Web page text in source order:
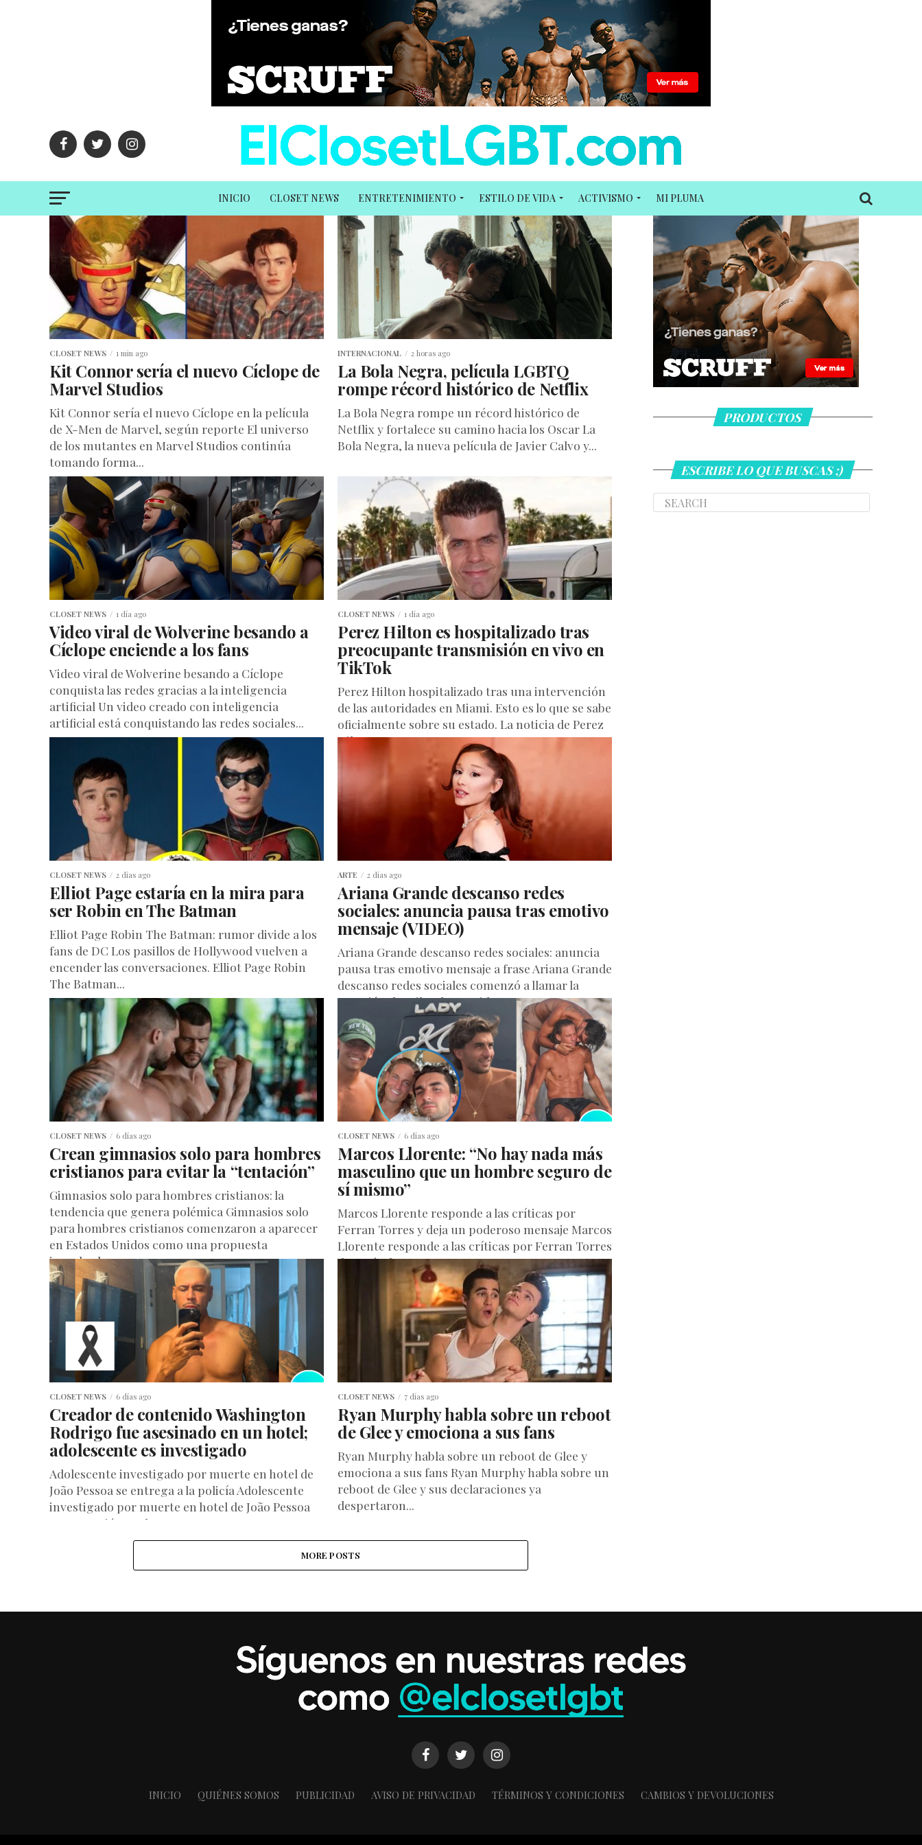
INICIO CLOSET NEWS ENTRETENIMIENTO ESTILO DE VIDA ACTIVISMO MI PLUMA
CLOSET NEWS 1 min ago
Kit Connor sería el nuevo Cíclope de
Marvel Studios
Kit Connor sería el nuevo Cíclope en la película
de X-Men de Marvel, según reporte El universo
de los mutantes en Marvel Studios continúa
tomando forma...
INTERNACIONAL 2 horas ago
La Bola Negra, película LGBTQ
rompe récord histórico de Netflix
La Bola Negra rompe un récord histórico de
Netflix y fortalece su camino hacia los Oscar La
Bola Negra, la nueva película de Javier Calvo y...
CLOSET NEWS 1 día ago
Video viral de Wolverine besando a
Cíclope enciende a los fans
Video viral de Wolverine besando a Cíclope
conquista las redes gracias a la inteligencia
artificial Un video creado con inteligencia
artificial está conquistando las redes sociales...
CLOSET NEWS 1 día ago
Perez Hilton es hospitalizado tras
preocupante transmisión en vivo en
TikTok
Perez Hilton hospitalizado tras una intervención
de las autoridades en Miami. Esto es lo que se sabe
oficialmente sobre su estado. La noticia de Perez
Hilton...
CLOSET NEWS 2 días ago
Elliot Page estaría en la mira para
ser Robin en The Batman
Elliot Page Robin The Batman: rumor divide a los
fans de DC Los pasillos de Hollywood vuelven a
encender las conversaciones. Elliot Page Robin
The Batman...
ARTE 2 días ago
Ariana Grande descanso redes
sociales: anuncia pausa tras emotivo
mensaje (VIDEO)
Ariana Grande descanso redes sociales: anuncia
pausa tras emotivo mensaje a frase Ariana Grande
descanso redes sociales comenzó a llamar la
atención de miles de seguidores...
CLOSET NEWS 6 días ago
Crean gimnasios solo para hombres
cristianos para evitar la “tentación”
Gimnasios solo para hombres cristianos: la
tendencia que genera polémica Gimnasios solo
para hombres cristianos comenzaron a aparecer
en Estados Unidos como una propuesta
impulsada por...
CLOSET NEWS 6 días ago
Marcos Llorente: “No hay nada más
masculino que un hombre seguro de
sí mismo”
Marcos Llorente responde a las críticas por
Ferran Torres y deja un poderoso mensaje Marcos
Llorente responde a las críticas por Ferran Torres
después de que...
CLOSET NEWS 6 días ago
Creador de contenido Washington
Rodrigo fue asesinado en un hotel;
adolescente es investigado
Adolescente investigado por muerte en hotel de
João Pessoa se entrega a la policía Adolescente
investigado por muerte en hotel de João Pessoa
compareció ante la...
CLOSET NEWS 7 días ago
Ryan Murphy habla sobre un reboot
de Glee y emociona a sus fans
Ryan Murphy habla sobre un reboot de Glee y
emociona a sus fans Ryan Murphy habla sobre un
reboot de Glee y sus declaraciones ya
despertaron...
MORE POSTS
PRODUCTOS
ESCRIBE LO QUE BUSCAS ;)
INICIO QUIÉNES SOMOS PUBLICIDAD AVISO DE PRIVACIDAD TÉRMINOS Y CONDICIONES CAMBIOS Y DEVOLUCIONES